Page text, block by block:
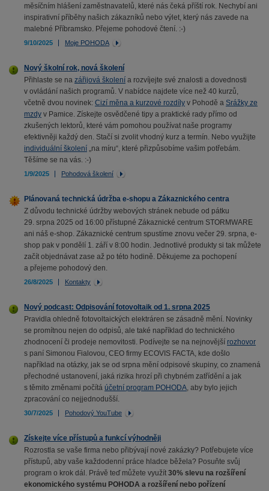
měsíčním hlášení zaměstnavatelů, které nás čeká příští rok. Nechybí ani
inspirativní příběhy našich zákazníků nebo výlet, který nás zavede na
malebné Příbramsko. Přejeme pohodové čtení. :-)
9/10/2025 Moje POHODA
Nový školní rok, nová školení
Přihlaste se na zářijová školení a rozvíjejte své znalosti a dovednosti
v ovládání našich programů. V nabídce najdete více než 40 kurzů,
včetně dvou novinek: Cizí měna a kurzové rozdíly v Pohodě a Srážky ze
mzdy v Pamice. Získejte osvědčené tipy a praktické rady přímo od
zkušených lektorů, které vám pomohou používat naše programy
efektivněji každý den. Stačí si zvolit vhodný kurz a termín. Nebo využijte
individuální školení „na míru“, které přizpůsobíme vašim potřebám.
Těšíme se na vás. :-)
1/9/2025 Pohodová školení
Plánovaná technická údržba e-shopu a Zákaznického centra
Z důvodu technické údržby webových stránek nebude od pátku
29. srpna 2025 od 16:00 přístupné Zákaznické centrum STORMWARE
ani náš e-shop. Zákaznické centrum spustíme znovu večer 29. srpna, e-
shop pak v pondělí 1. září v 8:00 hodin. Jednotlivé produkty si tak můžete
začít objednávat zase až po této hodině. Děkujeme za pochopení
a přejeme pohodový den.
26/8/2025 Kontakty
Nový podcast: Odpisování fotovoltaik od 1. srpna 2025
Pravidla ohledně fotovoltaických elektráren se zásadně mění. Novinky
se promítnou nejen do odpisů, ale také například do technického
zhodnocení či prodeje nemovitosti. Podívejte se na nejnovější rozhovor
s paní Simonou Fialovou, CEO firmy ECOVIS FACTA, kde došlo
například na otázky, jak se od srpna mění odpisové skupiny, co znamená
přechodné ustanovení, jaká rizika hrozí při chybném zatřídění a jak
s těmito změnami počítá účetní program POHODA, aby bylo jejich
zpracování co nejjednodušší.
30/7/2025 Pohodový YouTube
Získejte více přístupů a funkcí výhodněji
Rozrostla se vaše firma nebo přibývají nové zakázky? Potřebujete více
přístupů, aby vaše každodenní práce hladce běžela? Posuňte svůj
program o krok dál. Právě teď můžete využít 30% slevu na rozšíření
ekonomického systému POHODA a rozšíření nebo pořízení